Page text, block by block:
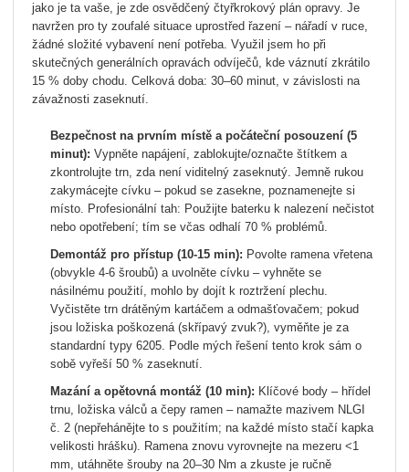
jako je ta vaše, je zde osvědčený čtyřkrokový plán opravy. Je
navržen pro ty zoufalé situace uprostřed řazení – nářadí v ruce,
žádné složité vybavení není potřeba. Využil jsem ho při
skutečných generálních opravách odvíječů, kde váznutí zkrátilo
15 % doby chodu. Celková doba: 30–60 minut, v závislosti na
závažnosti zaseknutí.
Bezpečnost na prvním místě a počáteční posouzení (5
minut): Vypněte napájení, zablokujte/označte štítkem a
zkontrolujte trn, zda není viditelný zaseknutý. Jemně rukou
zakymácejte cívku – pokud se zasekne, poznamenejte si
místo. Profesionální tah: Použijte baterku k nalezení nečistot
nebo opotřebení; tím se včas odhalí 70 % problémů.
Demontáž pro přístup (10-15 min): Povolte ramena vřetena
(obvykle 4-6 šroubů) a uvolněte cívku – vyhněte se
násilnému použití, mohlo by dojít k roztržení plechu.
Vyčistěte trn drátěným kartáčem a odmašťovačem; pokud
jsou ložiska poškozená (skřípavý zvuk?), vyměňte je za
standardní typy 6205. Podle mých řešení tento krok sám o
sobě vyřeší 50 % zaseknutí.
Mazání a opětovná montáž (10 min): Klíčové body – hřídel
trnu, ložiska válců a čepy ramen – namažte mazivem NLGI
č. 2 (nepřehánějte to s použitím; na každé místo stačí kapka
velikosti hrášku). Ramena znovu vyrovnejte na mezeru <1
mm, utáhněte šrouby na 20–30 Nm a zkuste je ručně